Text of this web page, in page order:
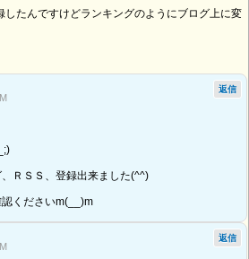
したんですけどランキングのようにブログ上に変
ＲＳＳ、登録出来ました(^^)
くださいm(__)m
返信
返信